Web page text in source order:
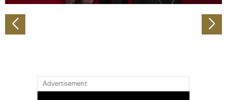
haben oder die sie im Rahmen Ihrer Nutzung der Dienste
gesammelt haben.
Advertisement